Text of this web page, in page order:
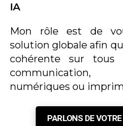
IA
Mon rôle est de
solution globale afin
cohérente sur tous
numériques ou
PARLONS DE